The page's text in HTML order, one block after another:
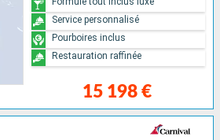
15 198 €
Service personnalisé
Pourboires inclus
Restauration raffinée